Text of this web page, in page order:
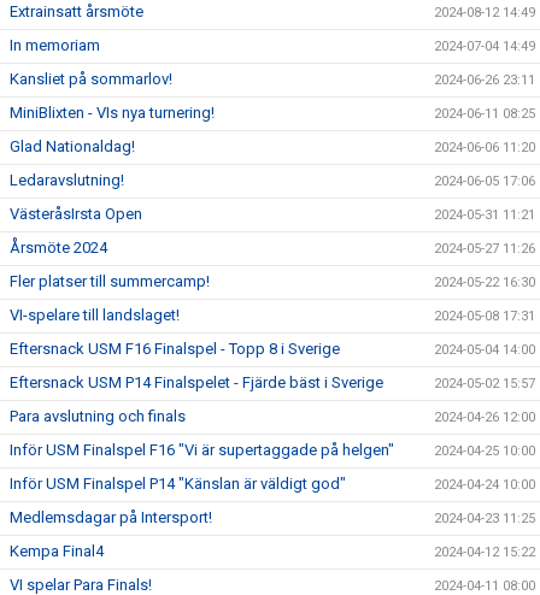
Extrainsatt årsmöte 2024-08-12 14:49
In memoriam 2024-07-04 14:49
Kansliet på sommarlov! 2024-06-26 23:11
MiniBlixten - VIs nya turnering! 2024-06-11 08:25
Glad Nationaldag! 2024-06-06 11:20
Ledaravslutning! 2024-06-05 17:06
VästeråsIrsta Open 2024-05-31 11:21
Årsmöte 2024 2024-05-27 11:26
Fler platser till summercamp! 2024-05-22 16:30
VI-spelare till landslaget! 2024-05-08 17:31
Eftersnack USM F16 Finalspel - Topp 8 i Sverige 2024-05-04 14:00
Eftersnack USM P14 Finalspelet - Fjärde bäst i Sverige 2024-05-02 15:57
Para avslutning och finals 2024-04-26 12:00
Inför USM Finalspel F16 "Vi är supertaggade på helgen" 2024-04-25 10:00
Inför USM Finalspel P14 "Känslan är väldigt god" 2024-04-24 10:00
Medlemsdagar på Intersport! 2024-04-23 11:25
Kempa Final4 2024-04-12 15:22
VI spelar Para Finals! 2024-04-11 08:00